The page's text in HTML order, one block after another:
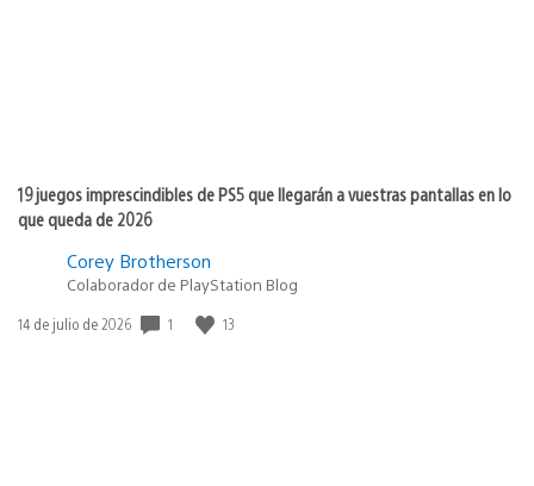
19 juegos imprescindibles de PS5 que llegarán a vuestras pantallas en lo
que queda de 2026
Corey Brotherson
Colaborador de PlayStation Blog
Fecha
14 de julio de 2026 1 13